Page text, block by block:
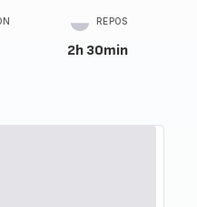
REPOS
2h 30min